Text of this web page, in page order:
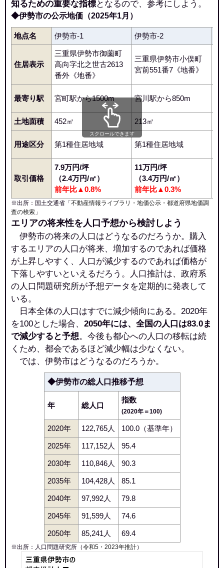
知るための重要な指標となるので、参考にしよう。
◆伊勢市の公示地価（2025年1月）
地点名 伊勢市-1 伊勢市-2
住居表示
三重県伊勢市御薗町
高向字北之世古2613
番外《地番》
三重県伊勢市小俣町
宮前551番7《地番》
最寄り駅 宮町駅から1500m 宮川駅から850m
土地面積 452㎡ 213㎡
用途区分 第1種住居地域 第1種住居地域
取引価格
7.9万円/坪
（2.4万円/㎡）
前年比▲0.8%
11万円/坪
（3.4万円/㎡）
前年比▲0.3%
スクロールできます
※出所：国土交通省「 不動産情報ライブラリ・地価公示・都道府県地価調
査の検索 」
エリアの将来性を人口予想から検討しよう
伊勢市の将来の人口はどうなるのだろうか。購入
するエリアの人口が将来、増加するのであれば価格
が上昇しやすく、人口が減少するのであれば価格が
下落しやすいといえるだろう。人口推計は、政府系
の人口問題研究所が予想データを定期的に発表して
いる。
日本全体の人口はすでに減少傾向にある。2020年
を100とした場合、 2050年には、全国の人口は83.0ま
で減少すると予想。今後も都心への人口の移転は続
くため、都会であるほど減少幅は少なくない。
では、伊勢市はどうなるのだろうか。
◆伊勢市の総人口推移予想
年 総人口
指数
(2020年＝100)
2020年 122,765人 100.0（基準年）
2025年 117,152人 95.4
2030年 110,846人 90.3
2035年 104,428人 85.1
2040年 97,992人 79.8
2045年 91,599人 74.6
2050年 85,241人 69.4
※出所：人口問題研究所（令和5・2023年推計）